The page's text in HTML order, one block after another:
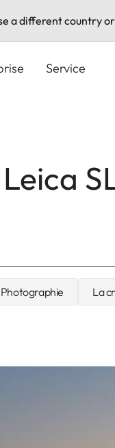
a different country
Service
Photographie La